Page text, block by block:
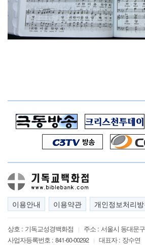
이용안내 이용약관 개인정보처리방
상호 : 기독교성경백화점 | 주소 : 서울시 동대문
사업자등록번호 : 841-60-00292 | 대표자 : 장수연